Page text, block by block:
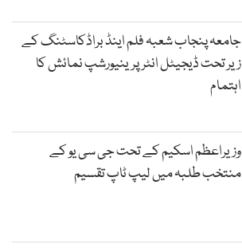
جامعہ پنجاب شعبہ فلم اینڈ براڈکاسٹنگ کے
زیر تحت ڈیجیٹل انٹرپرینیورشپ نمائش کا
اہتمام
وزیراعظم اسکیم کے تحت جی سی یو کے
منتخب طلبہ میں لیپ ٹاپ تقسیم